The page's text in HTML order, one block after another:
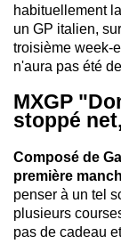
habituellement
un GP italien,
troisième week-
n'aura pas été
MXGP
stoppé
Composé de
première
penser à un tel
plusieurs
pas de cadeau